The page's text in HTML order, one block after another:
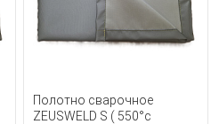
Полотно сварочное
ZEUSWELD S ( 550°с